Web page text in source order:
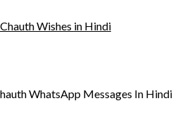
Wishes in Hindi
WhatsApp Messages In Hindi